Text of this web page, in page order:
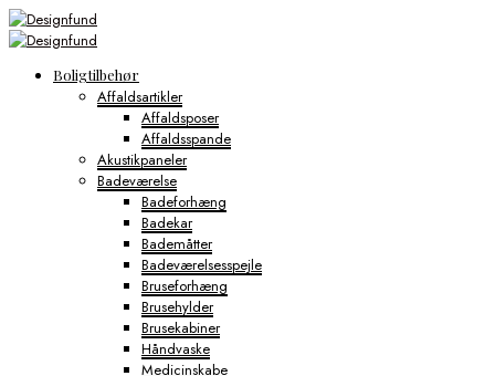
Boligtilbehør
Affaldsartikler
Affaldsposer
Affaldsspande
Akustikpaneler
Badeværelse
Badeforhæng
Badekar
Bademåtter
Badeværelsesspejle
Bruseforhæng
Brusehylder
Brusekabiner
Håndvaske
Medicinskabe